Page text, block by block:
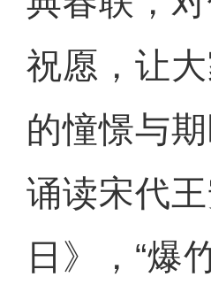
祝愿，让
的憧憬与
诵读宋代
日》，“爆